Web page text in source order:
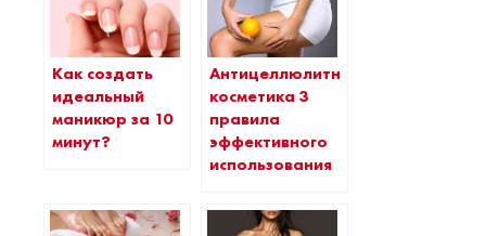
Как создать
идеальный
маникюр за 10
минут?
Антицеллюлитная
косметика 3
правила
эффективного
использования